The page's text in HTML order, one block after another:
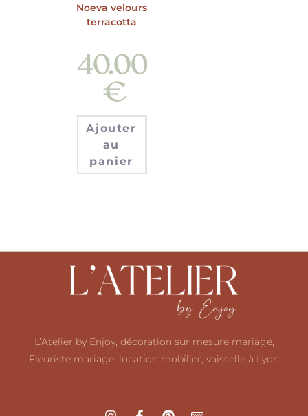
Noeva velours
terracotta
40.00
€
Ajouter
au
panier
L’Atelier by Enjoy, décoration sur mesure mariage,
Fleuriste mariage, location mobilier, vaisselle à Lyon